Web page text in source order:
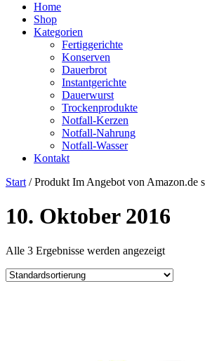
Home
Shop
Kategorien
Fertiggerichte
Konserven
Dauerbrot
Instantgerichte
Dauerwurst
Trockenprodukte
Notfall-Kerzen
Notfall-Nahrung
Notfall-Wasser
Kontakt
Start / Produkt Im Angebot von Amazon.de
10. Oktober 2016
Alle 3 Ergebnisse werden angezeigt